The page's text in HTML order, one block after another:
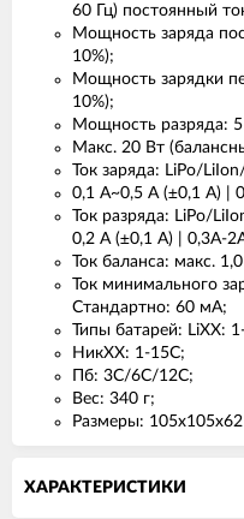
60 Гц) постоянный
Мощность заряда
10%);
Мощность зарядки
10%);
Мощность разряда: 5
Макс. 20 Вт
Ток заряда: LiPo/
0,1 А~0,5 А (±0,1 А) |
Ток разряда: LiPo/
0,2 А (±0,1 А) | 0,3А-
Ток баланса: макс.
Ток минимального
Стандартно: 60 мА;
Типы батарей: LiXX:
НикХХ: 1-15С;
Пб: 3С/6С/12С;
Вес: 340 г;
Размеры:
ХАРАКТЕРИСТИКИ